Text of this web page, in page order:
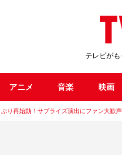
テレビが
アニメ 音楽 映画
り再始動！サプライズ演出にファン大歓声